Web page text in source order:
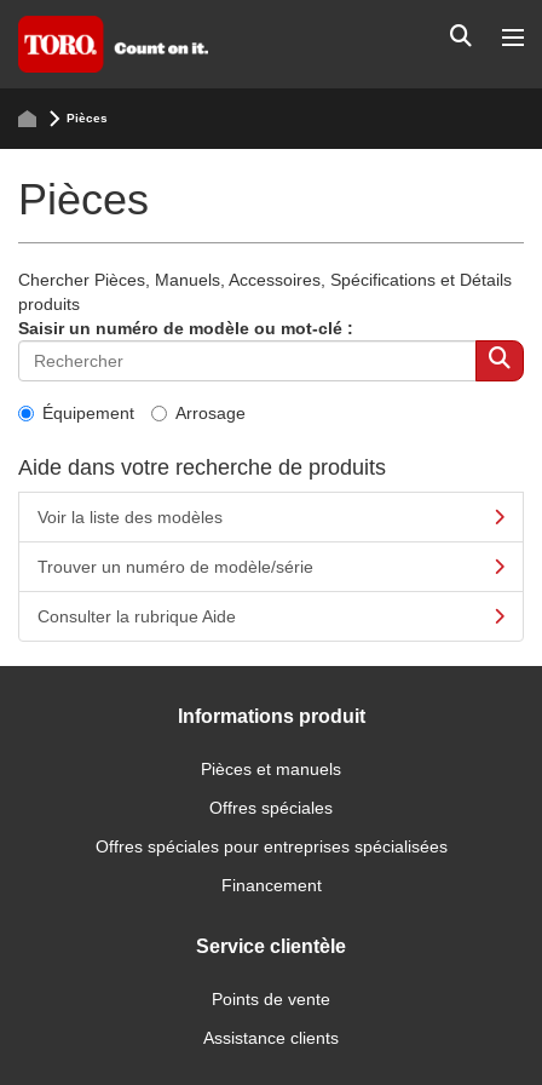
Pièces
Pièces
Chercher Pièces, Manuels, Accessoires, Spécifications et Détails
produits
Saisir un numéro de modèle ou mot-clé :
Équipement Arrosage
Aide dans votre recherche de produits
Voir la liste des modèles
Trouver un numéro de modèle/série
Consulter la rubrique Aide
Informations produit
Pièces et manuels
Offres spéciales
Offres spéciales pour entreprises spécialisées
Financement
Service clientèle
Points de vente
Assistance clients